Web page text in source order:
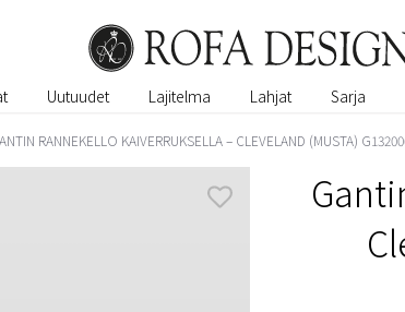
Uutuudet Lajitelma Lahjat Sarja
RANNEKELLO KAIVERRUKSELLA – CLEVELAND (MUSTA)